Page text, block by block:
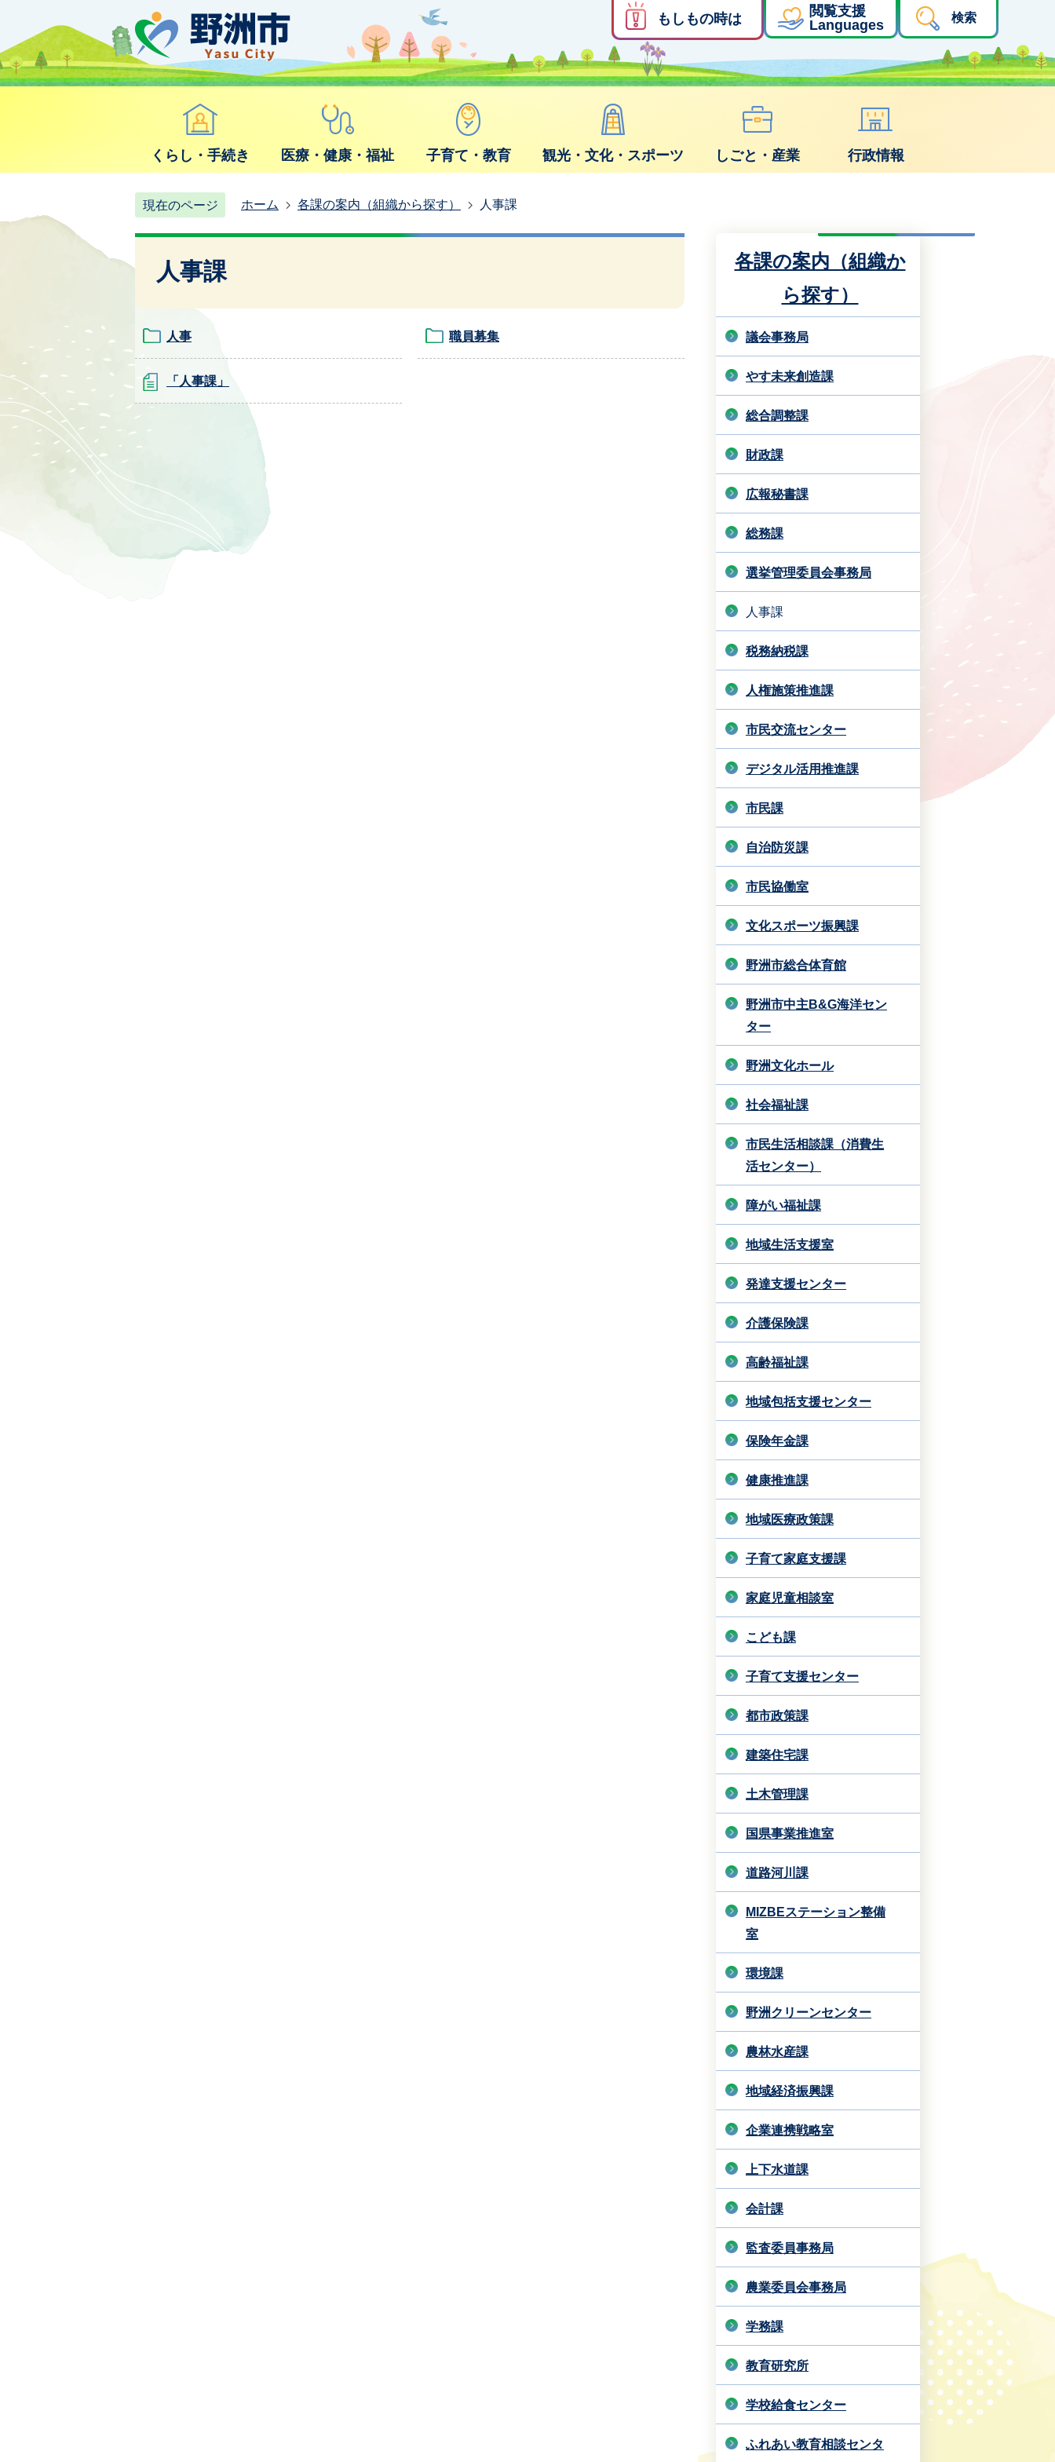
もしもの時は
閲覧支援
Languages
検索
くらし・手続き 医療・健康・福祉 子育て・教育 観光・文化・スポーツ しごと・産業 行政情報
現在のページ ホーム 各課の案内（組織から探す） 人事課
人事課
人事 職員募集
「人事課」
各課の案内（組織か
ら探す）
議会事務局
やす未来創造課
総合調整課
財政課
広報秘書課
総務課
選挙管理委員会事務局
人事課
税務納税課
人権施策推進課
市民交流センター
デジタル活用推進課
市民課
自治防災課
市民協働室
文化スポーツ振興課
野洲市総合体育館
野洲市中主B&G海洋セン
ター
野洲文化ホール
社会福祉課
市民生活相談課（消費生
活センター）
障がい福祉課
地域生活支援室
発達支援センター
介護保険課
高齢福祉課
地域包括支援センター
保険年金課
健康推進課
地域医療政策課
子育て家庭支援課
家庭児童相談室
こども課
子育て支援センター
都市政策課
建築住宅課
土木管理課
国県事業推進室
道路河川課
MIZBEステーション整備
室
環境課
野洲クリーンセンター
農林水産課
地域経済振興課
企業連携戦略室
上下水道課
会計課
監査委員事務局
農業委員会事務局
学務課
教育研究所
学校給食センター
ふれあい教育相談センタ